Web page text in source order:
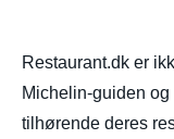
Restaurant.dk er
Michelin-guiden
tilhørende deres